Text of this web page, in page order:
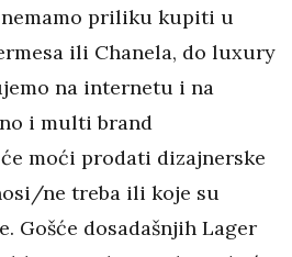
priliku kupiti u
ili Chanela, do luxury
na internetu i na
i multi brand
moći prodati dizajnerske
ne treba ili koje su
Gošće dosadašnjih Lager